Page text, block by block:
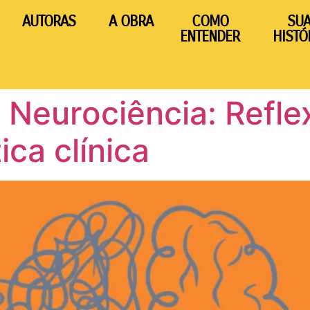
AUTORAS A OBRA
COMO
ENTENDER
clínica